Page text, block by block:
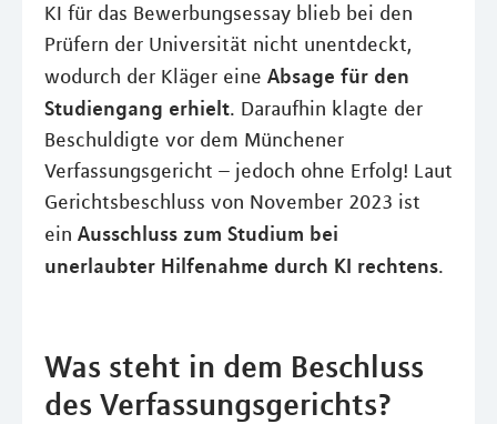
KI für das Bewerbungsessay blieb bei den
Prüfern der Universität nicht unentdeckt,
wodurch der Kläger eine Absage für den
Studiengang erhielt. Daraufhin klagte der
Beschuldigte vor dem Münchener
Verfassungsgericht – jedoch ohne Erfolg! Laut
Gerichtsbeschluss von November 2023 ist
ein Ausschluss zum Studium bei
unerlaubter Hilfenahme durch KI rechtens.
Was steht in dem Beschluss
des Verfassungsgerichts?